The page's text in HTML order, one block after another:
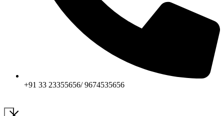
+91 33 23355656/ 9674535656